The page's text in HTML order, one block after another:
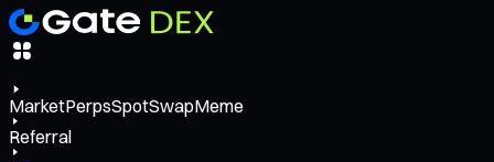
MarketPerpsSpotSwapMeme
Referral